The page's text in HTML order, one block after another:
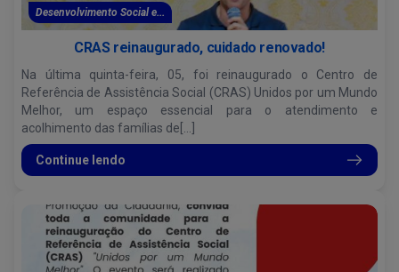
Desenvolvimento Social e...
CRAS reinaugurado, cuidado renovado!
Na última quinta-feira, 05, foi reinaugurado o Centro de
Referência de Assistência Social (CRAS) Unidos por um Mundo
Melhor, um espaço essencial para o atendimento e
acolhimento das famílias de[...]
Continue lendo